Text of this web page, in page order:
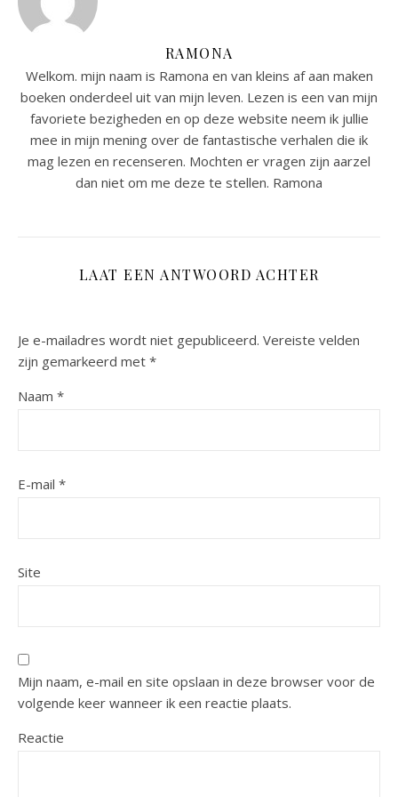
RAMONA
Welkom. mijn naam is Ramona en van kleins af aan maken
boeken onderdeel uit van mijn leven. Lezen is een van mijn
favoriete bezigheden en op deze website neem ik jullie
mee in mijn mening over de fantastische verhalen die ik
mag lezen en recenseren. Mochten er vragen zijn aarzel
dan niet om me deze te stellen. Ramona
LAAT EEN ANTWOORD ACHTER
Je e-mailadres wordt niet gepubliceerd. Vereiste velden
zijn gemarkeerd met *
Naam *
E-mail *
Site
Mijn naam, e-mail en site opslaan in deze browser voor de
volgende keer wanneer ik een reactie plaats.
Reactie